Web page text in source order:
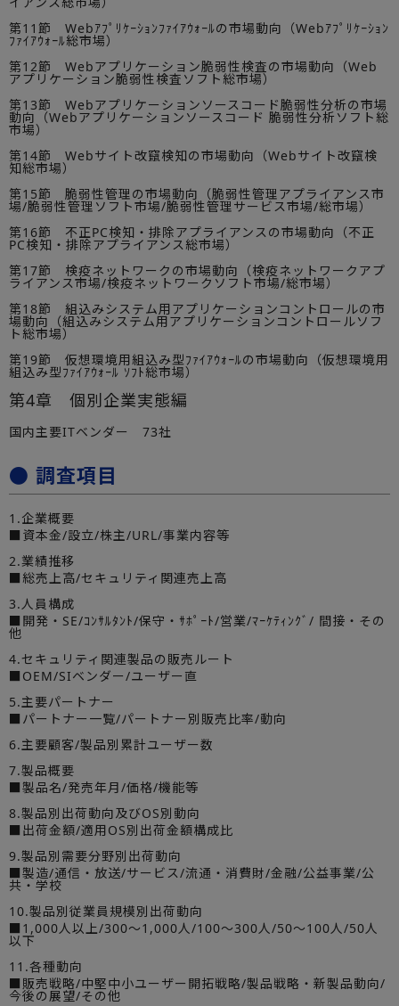
第11節 Webｱﾌﾟﾘｹｰｼｮﾝﾌｧｲｱｳｫｰﾙの市場動向（Webｱﾌﾟﾘｹｰｼｮﾝ
ﾌｧｲｱｳｫｰﾙ総市場）
第12節 Webアプリケーション脆弱性検査の市場動向（Web
アプリケーション脆弱性検査ソフト総市場）
第13節 Webアプリケーションソースコード脆弱性分析の市場
動向（Webアプリケーションソースコード 脆弱性分析ソフト総
市場）
第14節 Webサイト改竄検知の市場動向（Webサイト改竄検
知総市場）
第15節 脆弱性管理の市場動向（脆弱性管理アプライアンス市
場/脆弱性管理ソフト市場/脆弱性管理サービス市場/総市場）
第16節 不正PC検知・排除アプライアンスの市場動向（不正
PC検知・排除アプライアンス総市場）
第17節 検疫ネットワークの市場動向（検疫ネットワークアプ
ライアンス市場/検疫ネットワークソフト市場/総市場）
第18節 組込みシステム用アプリケーションコントロールの市
場動向（組込みシステム用アプリケーションコントロールソフ
ト総市場）
第19節 仮想環境用組込み型ﾌｧｲｱｳｫｰﾙの市場動向（仮想環境用
組込み型ﾌｧｲｱｳｫｰﾙ ｿﾌﾄ総市場）
第4章 個別企業実態編
国内主要ITベンダー 73社
● 調査項目
1.企業概要
■資本金/設立/株主/URL/事業内容等
2.業績推移
■総売上高/セキュリティ関連売上高
3.人員構成
■開発・SE/ｺﾝｻﾙﾀﾝﾄ/保守・ｻﾎﾟｰﾄ/営業/ﾏｰｹﾃｨﾝｸﾞ/ 間接・その
他
4.セキュリティ関連製品の販売ルート
■OEM/SIベンダー/ユーザー直
5.主要パートナー
■パートナー一覧/パートナー別販売比率/動向
6.主要顧客/製品別累計ユーザー数
7.製品概要
■製品名/発売年月/価格/機能等
8.製品別出荷動向及びOS別動向
■出荷金額/適用OS別出荷金額構成比
9.製品別需要分野別出荷動向
■製造/通信・放送/サービス/流通・消費財/金融/公益事業/公
共・学校
10.製品別従業員規模別出荷動向
■1,000人以上/300～1,000人/100～300人/50～100人/50人
以下
11.各種動向
■販売戦略/中堅中小ユーザー開拓戦略/製品戦略・新製品動向/
今後の展望/その他